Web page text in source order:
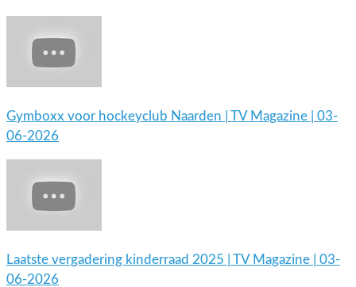
Gymboxx voor hockeyclub Naarden | TV Magazine | 03-
06-2026
Laatste vergadering kinderraad 2025 | TV Magazine | 03-
06-2026